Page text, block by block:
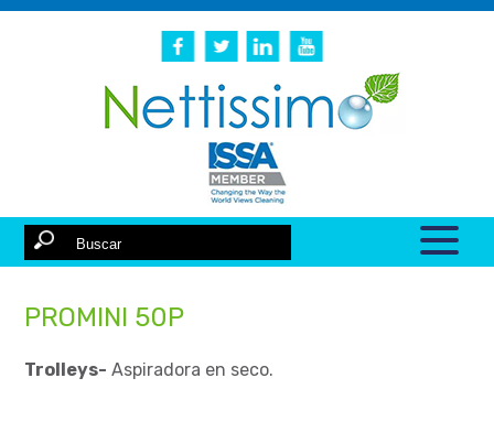
PROMINI 50P
Trolleys- Aspiradora en seco.